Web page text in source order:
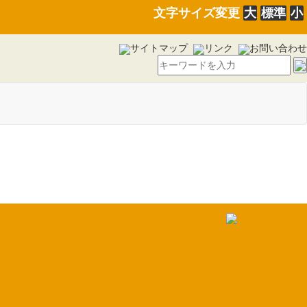
文字サイズ変更 大 標準 小
サイトマップ リンク お問い合わせ